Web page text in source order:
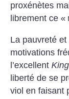
proxénètes
librement ce «
La pauvreté
motivations
l’excellent
liberté de se
viol en faisant